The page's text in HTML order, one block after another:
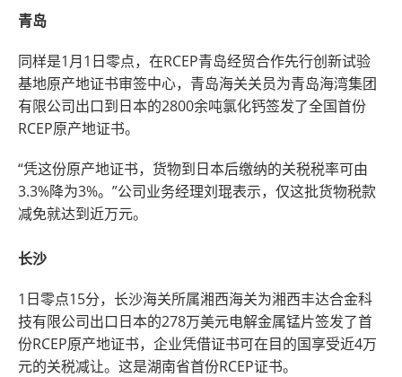
青岛
同样是1月1日零点，在RCEP青岛经贸合作先行创新试验
基地原产地证书审签中心，青岛海关关员为青岛海湾集团
有限公司出口到日本的2800余吨氯化钙签发了全国首份
RCEP原产地证书。
“凭这份原产地证书，货物到日本后缴纳的关税税率可由
3.3%降为3%。”公司业务经理刘琨表示，仅这批货物税款
减免就达到近万元。
长沙
1日零点15分，长沙海关所属湘西海关为湘西丰达合金科
技有限公司出口日本的278万美元电解金属锰片签发了首
份RCEP原产地证书，企业凭借证书可在目的国享受近4万
元的关税减让。这是湖南省首份RCEP证书。